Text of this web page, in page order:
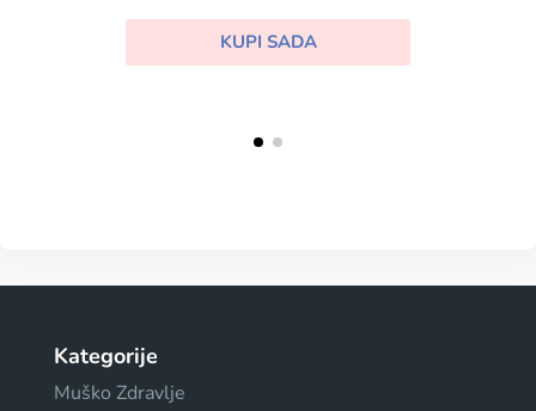
KUPI SADA
Kategorije
Muško Zdravlje